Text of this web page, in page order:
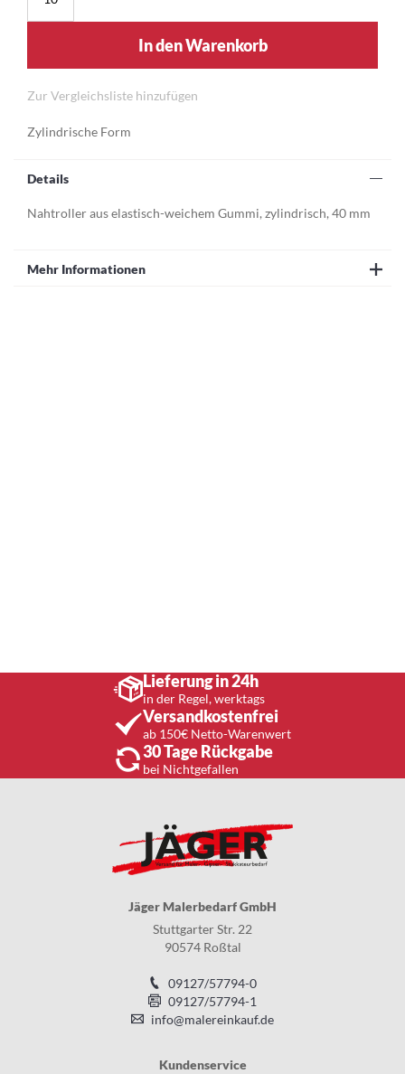
In den Warenkorb
Zur Vergleichsliste hinzufügen
Zylindrische Form
Details
Nahtroller aus elastisch-weichem Gummi, zylindrisch, 40 mm
Mehr Informationen
Lieferung in 24h
in der Regel, werktags
Versandkostenfrei
ab 150€ Netto-Warenwert
30 Tage Rückgabe
bei Nichtgefallen
Jäger Malerbedarf GmbH
Stuttgarter Str. 22
90574 Roßtal
09127/57794-0
09127/57794-1
info@malereinkauf.de
Kundenservice